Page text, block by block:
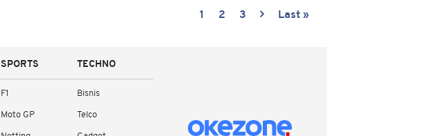
1 2 3 Last »
SPORTS
F1
Moto GP
TECHNO
Bisnis
Telco